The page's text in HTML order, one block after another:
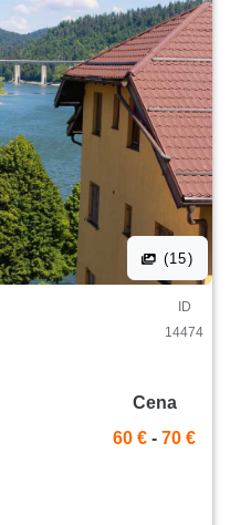
(15)
ID
14474
Cena
60 € - 70 €